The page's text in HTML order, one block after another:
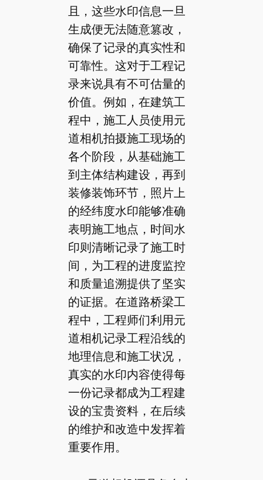
且，这些水印信息一旦
生成便无法随意篡改，
确保了记录的真实性和
可靠性。这对于工程记
录来说具有不可估量的
价值。例如，在建筑工
程中，施工人员使用元
道相机拍摄施工现场的
各个阶段，从基础施工
到主体结构建设，再到
装修装饰环节，照片上
的经纬度水印能够准确
表明施工地点，时间水
印则清晰记录了施工时
间，为工程的进度监控
和质量追溯提供了坚实
的证据。在道路桥梁工
程中，工程师们利用元
道相机记录工程沿线的
地理信息和施工状况，
真实的水印内容使得每
一份记录都成为工程建
设的宝贵资料，在后续
的维护和改造中发挥着
重要作用。